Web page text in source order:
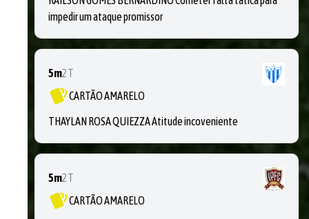
impedir um ataque promissor
5m2T
CARTÃO AMARELO
THAYLAN ROSA QUIEZZA Atitude incoveniente
5m2T
CARTÃO AMARELO